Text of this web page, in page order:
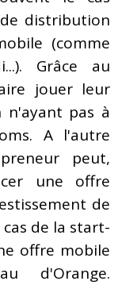
distribution
(comme
Grâce au
jouer leur
pas à
A l'autre
peut,
une offre
de
de la start-
offre mobile
d'Orange.